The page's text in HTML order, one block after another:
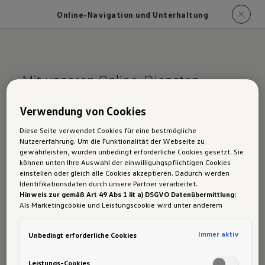
Online-Navigation und Unterhaltung
Mit unseren Online-Diensten
Online-Navigation
und Unterhaltung im
ID.7 Tourer
Mit der Online-Navigation für dein optionales
Verwendung von Cookies
Diese Seite verwendet Cookies für eine bestmögliche
Nutzererfahrung. Um die Funktionalität der Webseite zu
gewährleisten, wurden unbedingt erforderliche Cookies gesetzt. Sie
können unten Ihre Auswahl der einwilligungspflichtigen Cookies
einstellen oder gleich alle Cookies akzeptieren. Dadurch werden
Identifikationsdaten durch unsere Partner verarbeitet.
Hinweis zur gemäß Art 49 Abs 1 lit a) DSGVO Datenübermittlung:
Als Marketingcookie und Leistungscookie wird unter anderem
Daten in die USA (insbesondere dort an die Google LLC) weitergibt.
Unbedingt erforderliche Cookies Immer aktiv
Leistungs-Cookies